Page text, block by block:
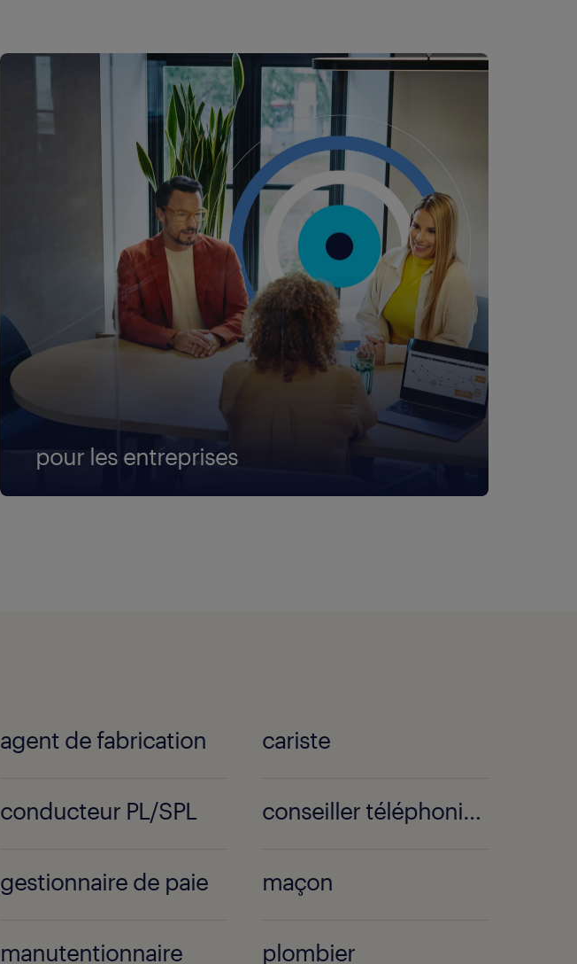
pour les entreprises
agent de fabrication cariste
conducteur PL/SPL conseiller téléphonique
gestionnaire de paie maçon
manutentionnaire plombier